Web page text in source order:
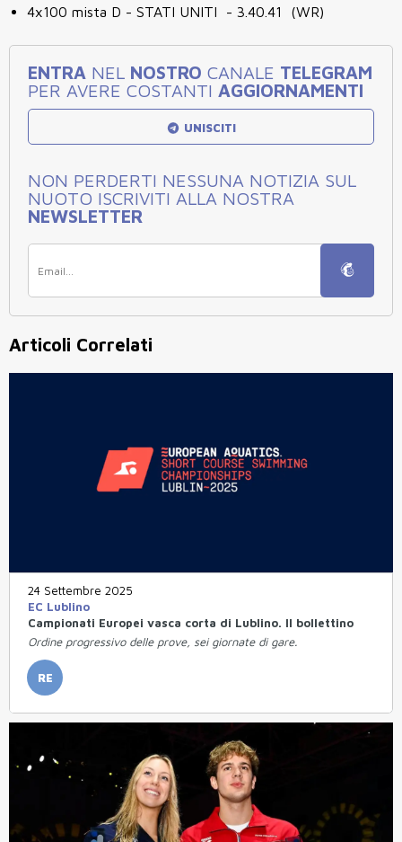
4x100 mista D - STATI UNITI - 3.40.41 (WR)
ENTRA NEL NOSTRO CANALE TELEGRAM
PER AVERE COSTANTI AGGIORNAMENTI
UNISCITI
NON PERDERTI NESSUNA NOTIZIA SUL
NUOTO ISCRIVITI ALLA NOSTRA
NEWSLETTER
Articoli Correlati
24 Settembre 2025
EC Lublino
Campionati Europei vasca corta di Lublino. Il bollettino
Ordine progressivo delle prove, sei giornate di gare.
RE